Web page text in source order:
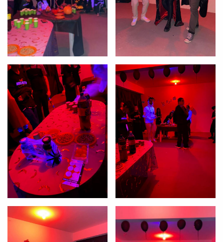
Você é aluno inFlux?
Sim Não
VOLTAR